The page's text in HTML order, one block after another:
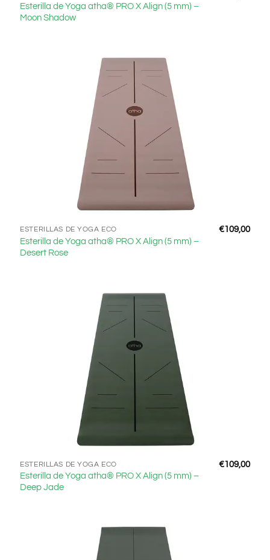
Esterilla de Yoga atha® PRO X Align (5 mm) –
Moon Shadow
ESTERILLAS DE YOGA ECO
Esterilla de Yoga atha® PRO X Align (5 mm) –
Desert Rose
€109,00
ESTERILLAS DE YOGA ECO
Esterilla de Yoga atha® PRO X Align (5 mm) –
Deep Jade
€109,00